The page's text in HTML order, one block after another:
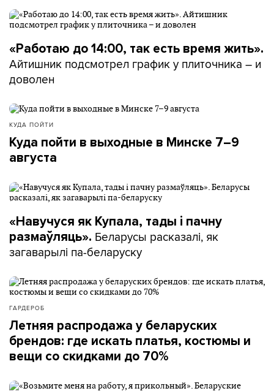
«Работаю до 14:00, так есть время жить».
Айтишник подсмотрел график у плиточника – и
доволен
КУДА ПОЙТИ
Куда пойти в выходные в Минске 7–9
августа
«Навучуся як Купала, тады і пачну
размаўляць». Беларусы расказалі, як
загаварылі па-беларуску
ГАРДЕРОБ
Летняя распродажа у беларуских
брендов: где искать платья, костюмы и
вещи со скидками до 70%